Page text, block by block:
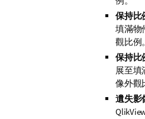
保持比
填滿物
觀比例。
保持比
展至填
像外觀
遺失影